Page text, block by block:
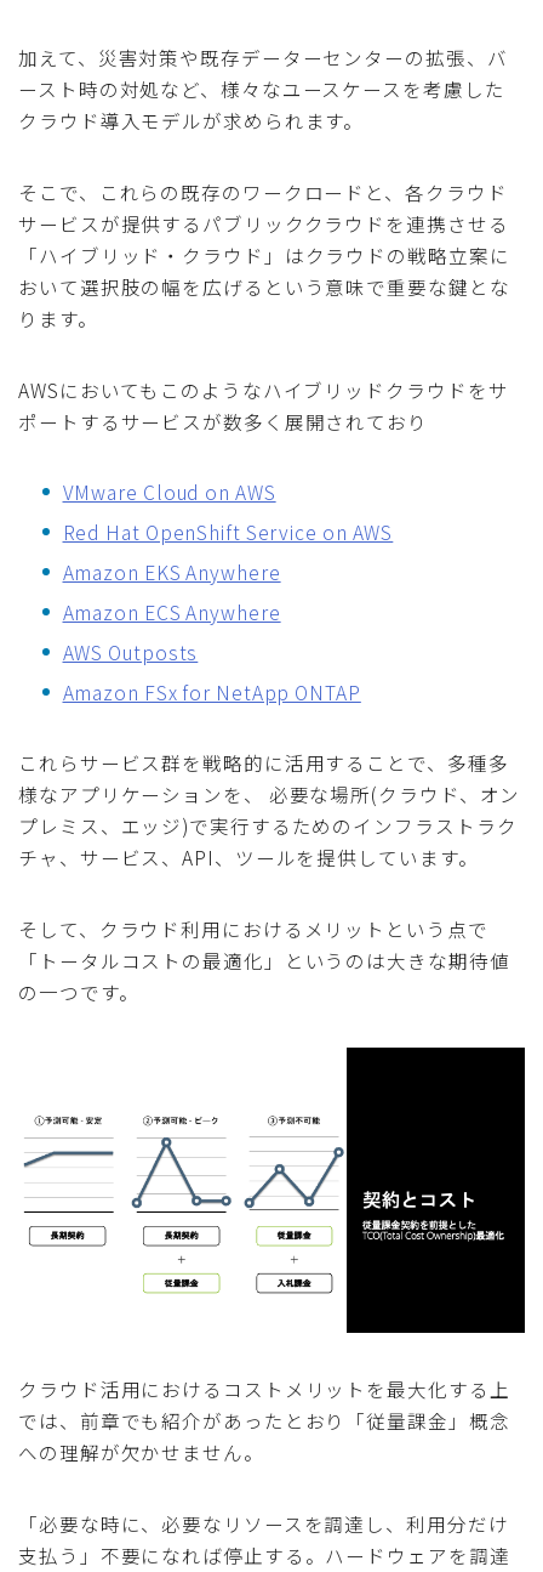
加えて、災害対策や既存データーセンターの拡張、バ
ースト時の対処など、様々なユースケースを考慮した
クラウド導入モデルが求められます。
そこで、これらの既存のワークロードと、各クラウド
サービスが提供するパブリッククラウドを連携させる
「ハイブリッド・クラウド」はクラウドの戦略立案に
おいて選択肢の幅を広げるという意味で重要な鍵とな
ります。
AWSにおいてもこのようなハイブリッドクラウドをサ
ポートするサービスが数多く展開されており
VMware Cloud on AWS
Red Hat OpenShift Service on AWS
Amazon EKS Anywhere
Amazon ECS Anywhere
AWS Outposts
Amazon FSx for NetApp ONTAP
これらサービス群を戦略的に活用することで、多種多
様なアプリケーションを、 必要な場所(クラウド、オン
プレミス、エッジ)で実行するためのインフラストラク
チャ、サービス、API、ツールを提供しています。
そして、クラウド利用におけるメリットという点で
「トータルコストの最適化」というのは大きな期待値
の一つです。
クラウド活用におけるコストメリットを最大化する上
では、前章でも紹介があったとおり「従量課金」概念
への理解が欠かせません。
「必要な時に、必要なリソースを調達し、利用分だけ
支払う」不要になれば停止する。ハードウェアを調達